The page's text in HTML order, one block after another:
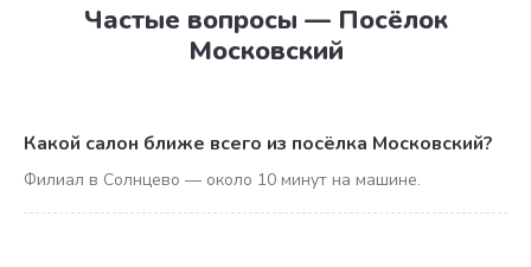
Частые вопросы — Посёлок
Московский
Какой салон ближе всего из посёлка Московский?
Филиал в Солнцево — около 10 минут на машине.